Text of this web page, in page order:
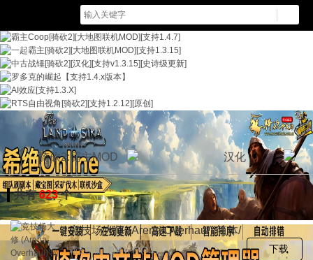
骑砍2:霸主MOD 汉化
共有623个
竞技场大修 (Arena Overhaul) 简体/
繁體中文化
霸主功能 总体评价(4.1) 下载